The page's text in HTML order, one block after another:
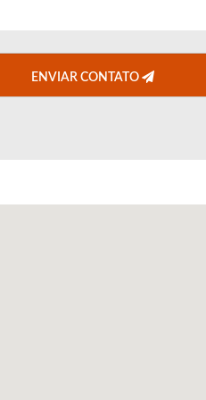
ENVIAR CONTATO